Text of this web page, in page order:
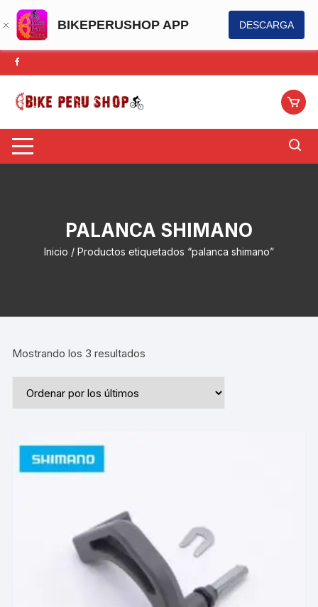
BIKEPERUSHOP APP DESCARGA
Saltar
al
contenido
PALANCA SHIMANO
Inicio / Productos etiquetados “palanca shimano”
Mostrando los 3 resultados